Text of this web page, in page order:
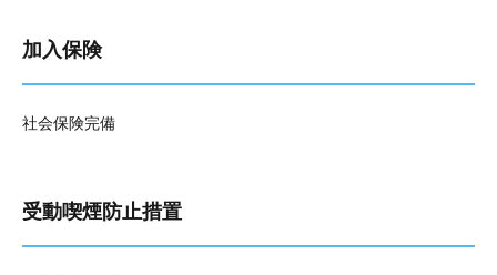
加入保険
社会保険完備
受動喫煙防止措置